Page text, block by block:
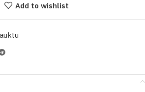
Add to wishlist